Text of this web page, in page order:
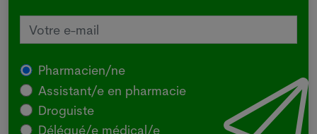
Pharmacien/ne
Assistant/e en pharmacie
Droguiste
Délégué/e médical/e